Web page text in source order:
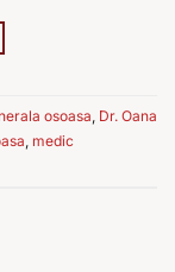
osoasa, Dr. Oana
, medic